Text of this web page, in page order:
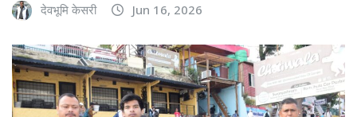
देवभूमि केसरी Jun 16, 2026